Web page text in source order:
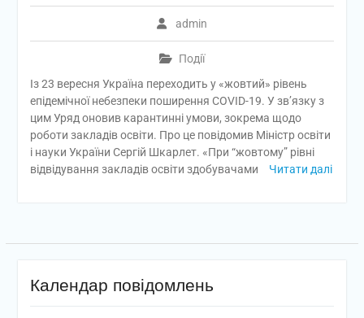
admin
Події
Із 23 вересня Україна переходить у «жовтий» рівень
епідемічної небезпеки поширення COVID-19. У зв’язку з
цим Уряд оновив карантинні умови, зокрема щодо
роботи закладів освіти. Про це повідомив Міністр освіти
і науки України Сергій Шкарлет. «При “жовтому” рівні
відвідування закладів освіти здобувачами
Читати далі
Календар повідомлень